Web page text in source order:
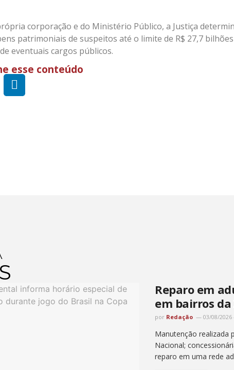
corporação e do Ministério Público, a Justiça
patrimoniais de suspeitos até o limite de R$ 27,7
eventuais cargos públicos.
esse conteúdo
Reparo em
em bairros
por Redação 03/08/2026
Manutenção realizada
Nacional;
reparo em uma rede